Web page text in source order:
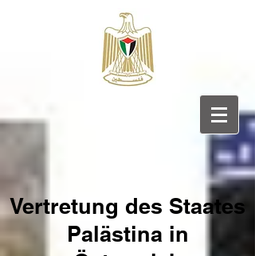
Vertretung des Staates
Palästina in